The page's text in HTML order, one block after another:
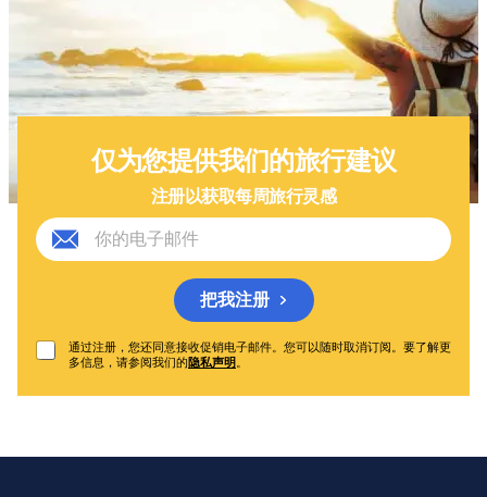
仅为您提供我们的旅行建议
注册以获取每周旅行灵感
通过注册，您还同意接收促销电子邮件。您可以随时取消订阅。要了解更
多信息，请参阅我们的隐私声明。
把我注册